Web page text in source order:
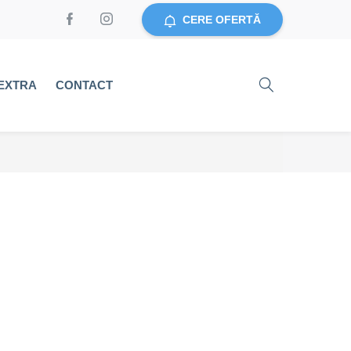
CERE OFERTĂ
CONTACT